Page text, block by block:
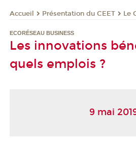
Accueil Présentation du CEET Le
ECORÉSEAU BUSINESS
Les innovations
quels emplois ?
9 mai